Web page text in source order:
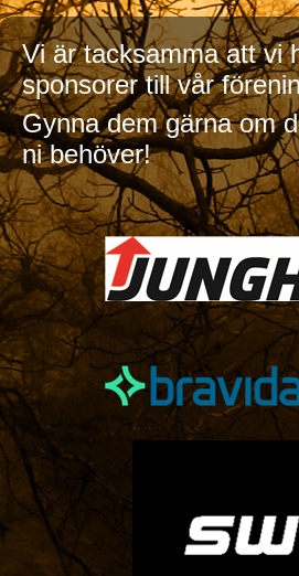
Vi är tacksamma att vi
sponsorer till vår
Gynna dem gärna om
ni behöver!